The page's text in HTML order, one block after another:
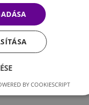
BY COOKIESCRIPT